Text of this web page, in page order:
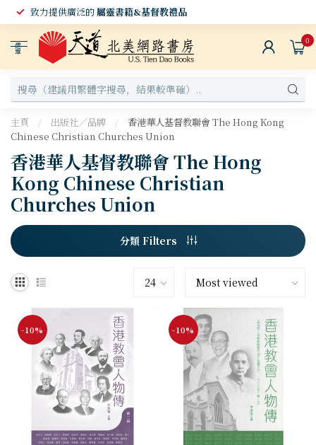
致力提供廣泛的屬靈書籍&基督教禮品
選
單
0
主頁 / 出版社／品牌 /
香港華人基督教聯會 The Hong Kong
Chinese Christian Churches Union
香港華人基督教聯會 The Hong
Kong Chinese Christian
Churches Union
分類 Filters
-10% -10%